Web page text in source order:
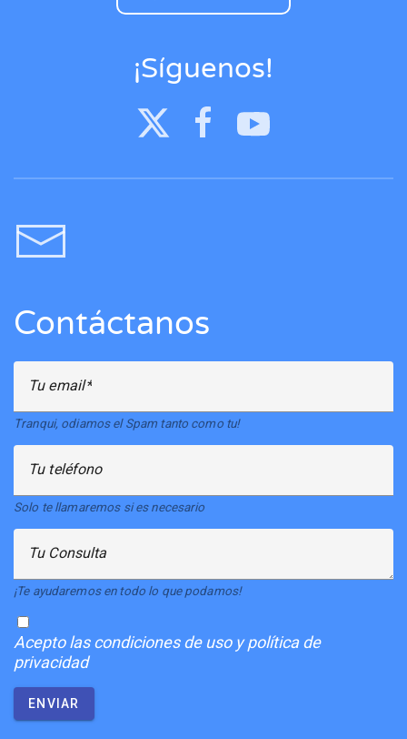
¡Síguenos!
Contáctanos
Tu email
Tranqui, odiamos el Spam tanto como tu!
Tu teléfono
Solo te llamaremos si es necesario
Tu Consulta
¡Te ayudaremos en todo lo que podamos!
Aceptolas condiciones de uso y política de
privacidad
ENVIAR